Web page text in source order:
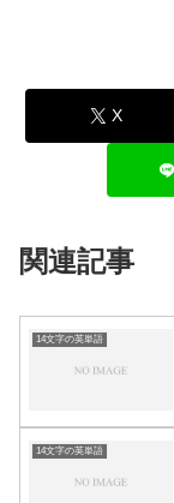
X
関連記事
14文字の英単語
14文字の英単語